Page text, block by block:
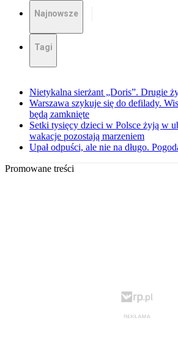
Najnowsze
Tagi
Nietykalna sierżant „Doris”. Drugie
Warszawa szykuje się do defilady.
będą zamknięte
Setki tysięcy dzieci w Polsce żyją w
wakacje pozostają marzeniem
Upał odpuści, ale nie na długo.
Promowane treści